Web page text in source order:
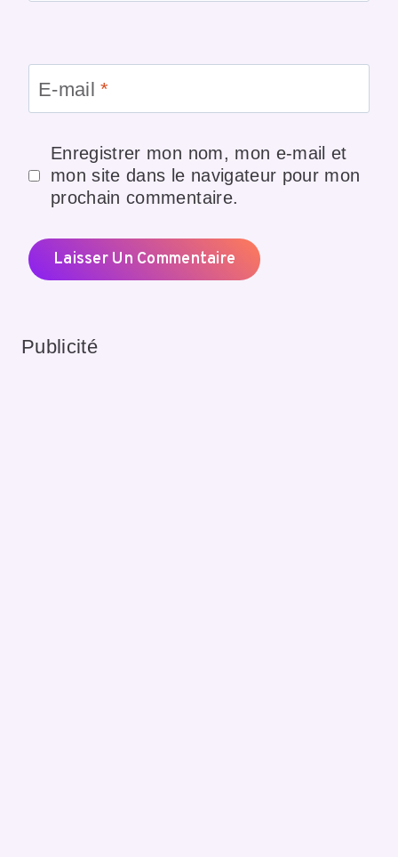
E-mail*
Enregistrer mon nom, mon e-mail et
mon site dans le navigateur pour mon
prochain commentaire.
Publicité